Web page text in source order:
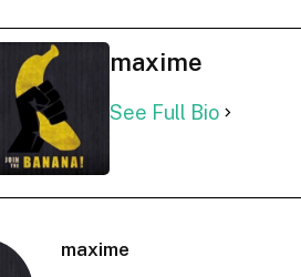
maxime
See Full Bio
maxime